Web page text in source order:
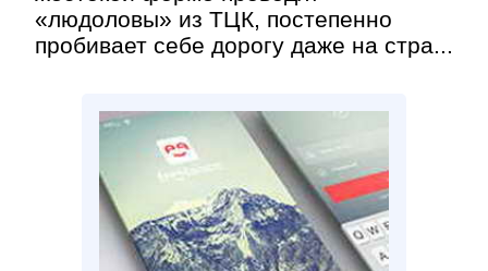
«людоловы» из ТЦК, постепенно
пробивает себе дорогу даже на стра...